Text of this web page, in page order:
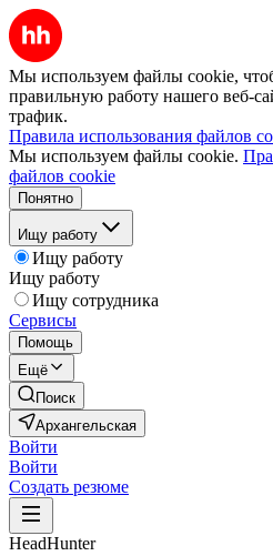
Мы используем файлы cookie,
правильную работу нашего веб-
трафик.
Правила использования файлов
Мы используем файлы cookie.
файлов cookie
Понятно
Ищу работу
Ищу работу
Ищу работу
Ищу сотрудника
Сервисы
Помощь
Ещё
Поиск
Архангельская
Войти
Войти
Создать резюме
HeadHunter